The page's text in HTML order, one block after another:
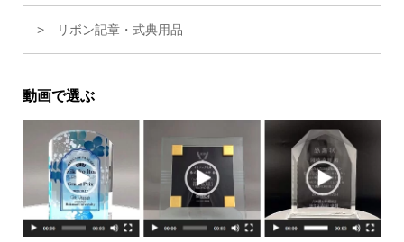
リボン記章・式典用品
動画で選ぶ